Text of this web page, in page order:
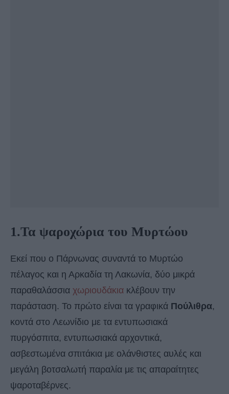
1.Τα ψαροχώρια του Μυρτώου
Εκεί που ο Πάρνωνας συναντά το Μυρτώο
πέλαγος και η Αρκαδία τη Λακωνία, δύο μικρά
παραθαλάσσια χωριουδάκια κλέβουν την
παράσταση. Το πρώτο είναι τα γραφικά Πούλιθρα,
κοντά στο Λεωνίδιο με τα εντυπωσιακά
πυργόσπιτα, εντυπωσιακά αρχοντικά,
ασβεστωμένα σπιτάκια με ολάνθιστες αυλές και
μεγάλη βοτσαλωτή παραλία με τις απαραίτητες
ψαροταβέρνες.